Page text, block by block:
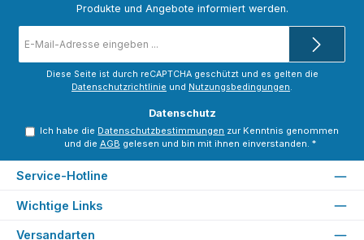
Produkte und Angebote informiert werden.
Mail-
Adresse
Diese Seite ist durch reCAPTCHA geschützt und es gelten die
Datenschutzrichtlinie und Nutzungsbedingungen.
Datenschutz
Ich habe die Datenschutzbestimmungen zur Kenntnis genommen
und die AGB gelesen und bin mit ihnen einverstanden. *
Service-Hotline
Wichtige Links
Versandarten